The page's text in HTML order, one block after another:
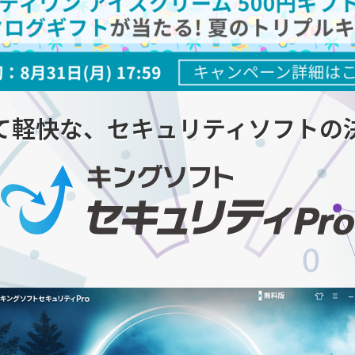
軽快な、セキュリティソフトの